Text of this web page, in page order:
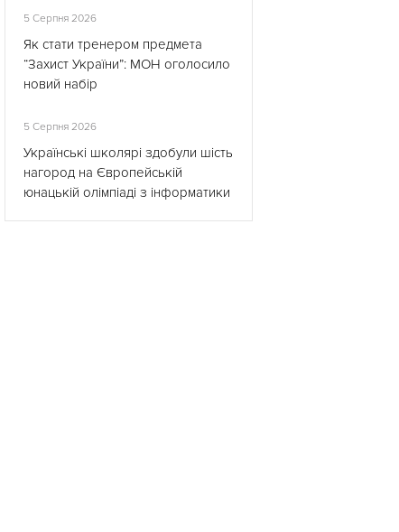
5 Серпня 2026
Як стати тренером предмета
“Захист України”: МОН оголосило
новий набір
5 Серпня 2026
Українські школярі здобули шість
нагород на Європейській
юнацькій олімпіаді з інформатики